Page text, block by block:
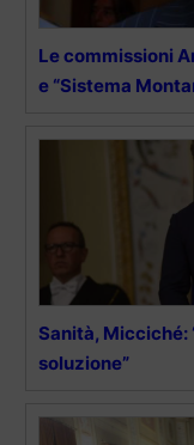
Le commissioni
e “Sistema
Sanità, Micciché:
soluzione”